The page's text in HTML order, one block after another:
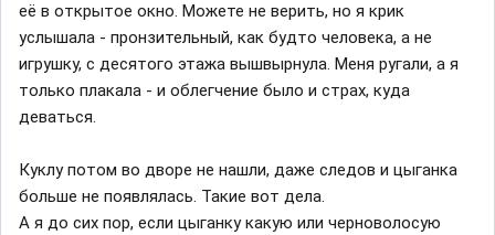
её в открытое окно. Можете не верить, но я крик
услышала - пронзительный, как будто человека, а не
игрушку, с десятого этажа вышвырнула. Меня ругали, а я
только плакала - и облегчение было и страх, куда
деваться.
Куклу потом во дворе не нашли, даже следов и цыганка
больше не появлялась. Такие вот дела.
А я до сих пор, если цыганку какую или черноволосую